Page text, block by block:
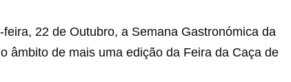
22 de Outubro, a Semana Gastronómica da
âmbito de mais uma edição da Feira da Caça de